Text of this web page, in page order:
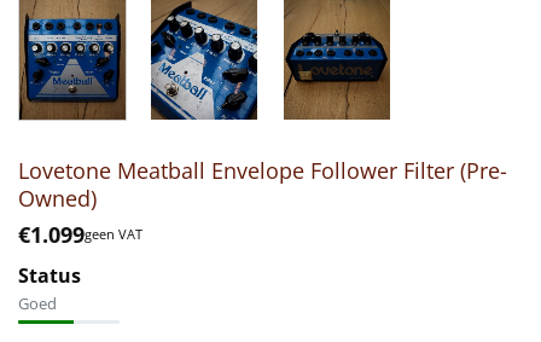
Lovetone Meatball Envelope Follower Filter (Pre-
Owned)
€1.099geen VAT
Status
Goed